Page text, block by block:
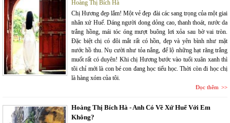
Hoàng Thị Bích Hà
Chị Hương đẹp lắm! Một vẻ đẹp đài các sang trọng của một giai
nhân xứ Huế. Dáng người dong dỏng cao, thanh thoát, nước da
trắng hồng, mái tóc óng mượt buông lơi xỏa sau bờ vai tròn.
Đặc biệt chị có đôi mắt rất có hồn, đẹp và yên bình như mặt
nước hồ thu. Nụ cười như tỏa nắng, để lộ những hạt răng trắng
muốt rất có duyên! Khi chị Hương bước vào tuổi xuân xanh thì
tôi chỉ mới là con bé con đang học tiểu học. Thời còn đi học chị
là hàng xóm của tôi.
Đọc thêm
Hoàng Thị Bích Hà - Anh Có Về Xứ Huế Với Em
Không?